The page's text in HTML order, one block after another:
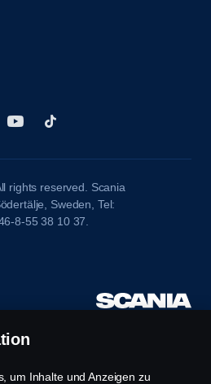
rights reserved. Scania
Sweden, Tel:
8-55 38 10 37.
um Inhalte und Anzeigen zu